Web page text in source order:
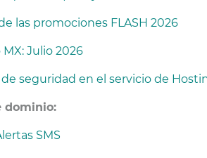
las promociones FLASH 2026
Julio 2026
seguridad en el servicio de
dominio:
SMS